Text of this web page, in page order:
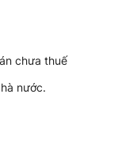
chưa thuế
nước.